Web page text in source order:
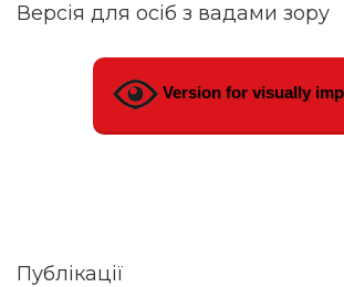
Версія для осіб з вадами зору
Version for visually
Публікації